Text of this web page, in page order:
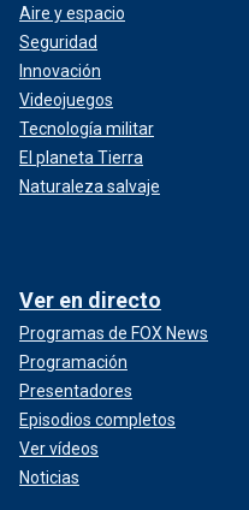
Aire y espacio
Seguridad
Innovación
Videojuegos
Tecnología militar
El planeta Tierra
Naturaleza salvaje
Ver en directo
Programas de FOX News
Programación
Presentadores
Episodios completos
Ver vídeos
Noticias